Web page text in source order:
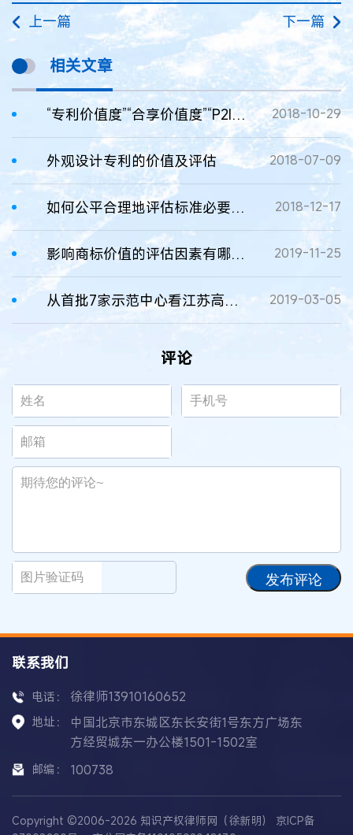
上一篇 下一篇
相关文章
“专利价值度”“合享价值度”“P2I评估系统”……国内机构纷纷试水专利价值评估 2018-10-29
外观设计专利的价值及评估 2018-07-09
如何公平合理地评估标准必要专利的价值？ 2018-12-17
影响商标价值的评估因素有哪些？ 2019-11-25
从首批7家示范中心看江苏高价值专利培育 2019-03-05
评论
发布评论
联系我们
电话： 徐律师13910160652
地址：
中国北京市东城区东长安街1号东方广场东
方经贸城东一办公楼1501-1502室
邮编： 100738
Copyright ©2006-2026 知识产权律师网（徐新明） 京ICP备